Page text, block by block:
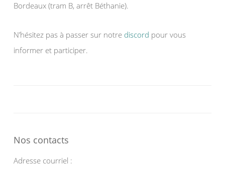
Bordeaux (tram B, arrêt Béthanie).
N’hésitez pas à passer sur notre discord pour vous
informer et participer.
Nos contacts
Adresse courriel :